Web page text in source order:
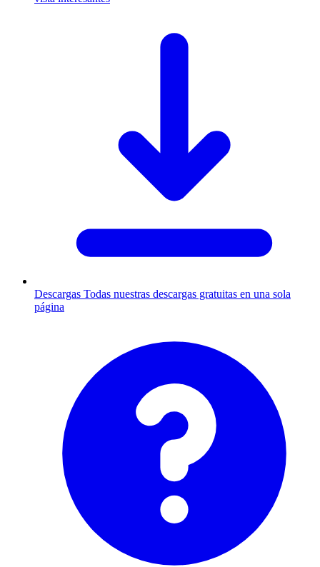
Descargas Todas nuestras descargas gratuitas en una sola
página